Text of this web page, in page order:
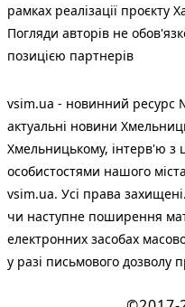
рамках реалізації проєкту
Погляди авторів не
позицією партнерів
vsim.ua - новинний ресурс
актуальні новини
Хмельницькому, інтерв'ю з
особистостями нашого
vsim.ua. Усі права
чи наступне поширення
електронних засобах
у разі письмового дозволу